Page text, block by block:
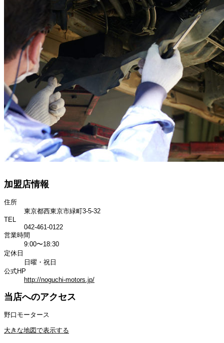
加盟店情報
住所
東京都西東京市緑町3-5-32
TEL
042-461-0122
営業時間
9:00〜18:30
定休日
日曜・祝日
公式HP
http://noguchi-motors.jp/
当店へのアクセス
野口モータース
大きな地図で表示する